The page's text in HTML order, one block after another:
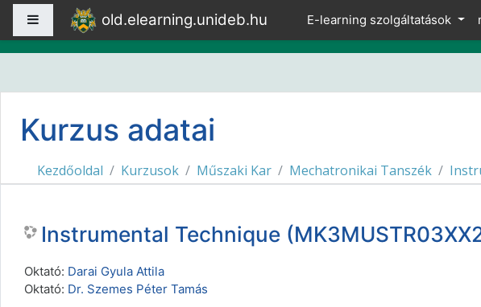
Tovább a fő tartalomhoz
Oldalpanel old.elearning.unideb.hu E-learning szolgáltatások
Kurzus adatai
Kezdőoldal Kurzusok Műszaki Kar Mechatronikai Tanszék
Instrumental Technique
Oktató: Darai Gyula Attila
Oktató: Dr. Szemes Péter Tamás